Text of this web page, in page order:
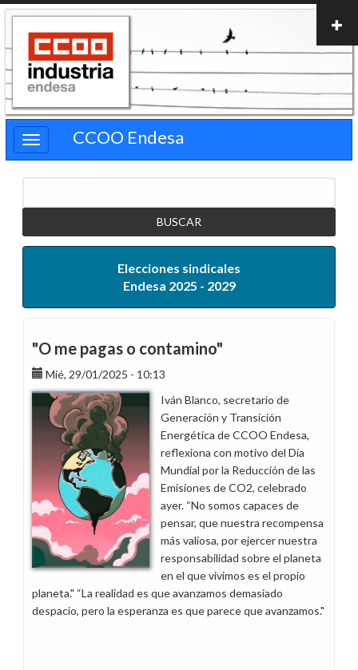
Pasar
contenido
principal
CCOO Endesa
Elecciones sindicales
Endesa 2025 - 2029
"O me pagas o contamino"
Mié, 29/01/2025 - 10:13
Iván Blanco, secretario de
Generación y Transición
Energética de CCOO Endesa,
reflexiona con motivo del Día
Mundial por la Reducción de las
Emisiones de CO2, celebrado
ayer. “No somos capaces de
pensar, que nuestra recompensa
más valiosa, por ejercer nuestra
responsabilidad sobre el planeta
en el que vivimos es el propio
planeta." “La realidad es que avanzamos demasiado
despacio, pero la esperanza es que parece que avanzamos."